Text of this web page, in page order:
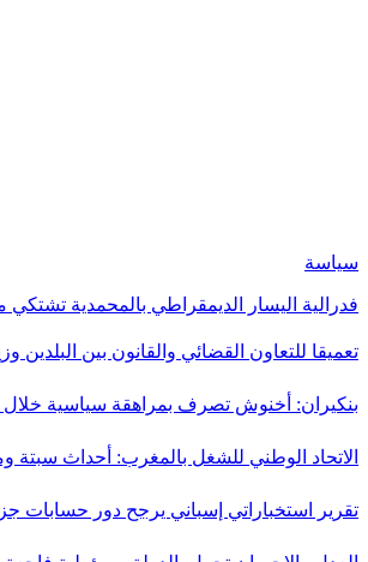
سياسة
فدرالية اليسار الديمقراطي بالمحمدية
تعميقا للتعاون القضائي والقانون بين البلدين
بنكيران: أخنوش تصرف بمراهقة سياسية
الاتحاد الوطني للشغل بالمغرب: أحداث سبتة
تقرير استخباراتي إسباني يرجح دور حسابات